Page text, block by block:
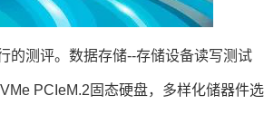
的测评。数据存储--存储设备读写测试
PCIeM.2固态硬盘，多样化储器件